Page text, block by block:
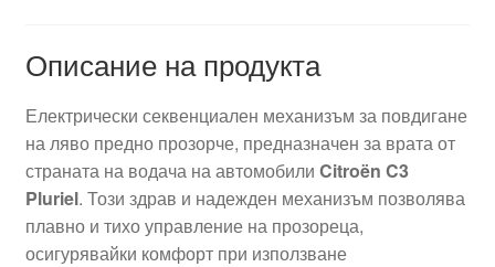
Описание на продукта
Електрически секвенциален механизъм за повдигане
на ляво предно прозорче, предназначен за врата от
страната на водача на автомобили Citroën C3
Pluriel. Този здрав и надежден механизъм позволява
плавно и тихо управление на прозореца,
осигурявайки комфорт при използване